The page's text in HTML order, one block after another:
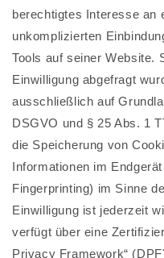
berechtigtes Interesse an
unkomplizierten
Tools auf seiner Website.
Einwilligung abgefragt
ausschließlich auf
DSGVO und § 25 Abs. 1
die Speicherung von
Informationen im
Fingerprinting) im Sinne
Einwilligung ist jederzeit
verfügt über eine
Privacy Framework“